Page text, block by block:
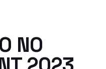
NO